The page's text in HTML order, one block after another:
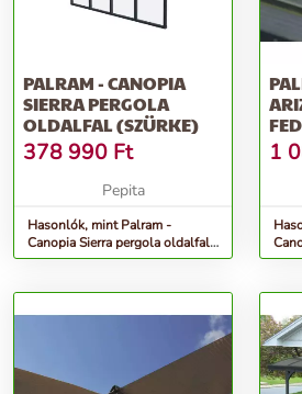
PALRAM - CANOPIA
SIERRA PERGOLA
OLDALFAL (SZÜRKE)
378 990 Ft
Pepita
Hasonlók, mint Palram -
Canopia Sierra pergola oldalfal
(szürke)
1